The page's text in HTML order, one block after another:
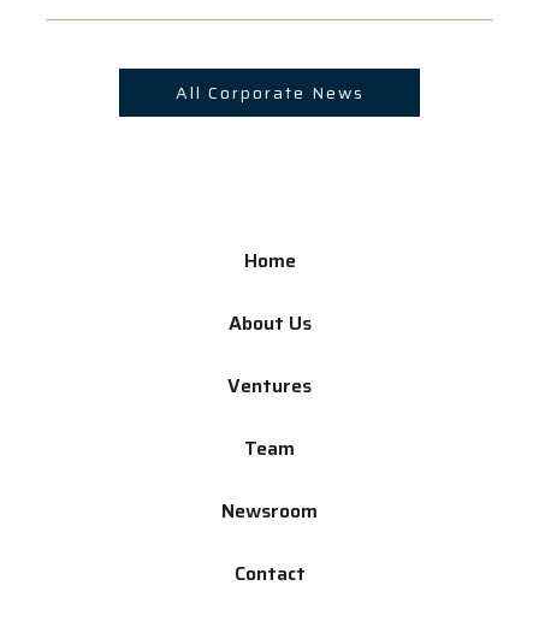
All Corporate News
Home
About Us
Ventures
Team
Newsroom
Contact